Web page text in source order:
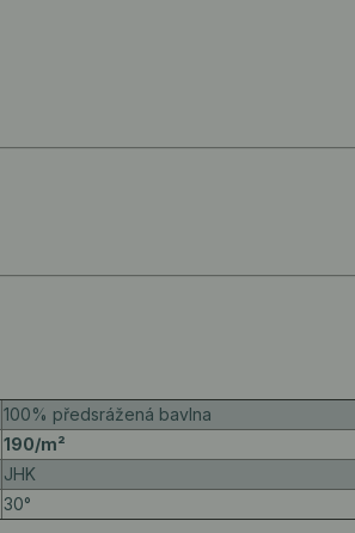
100% předsrážená bavlna
190/m²
JHK
30°